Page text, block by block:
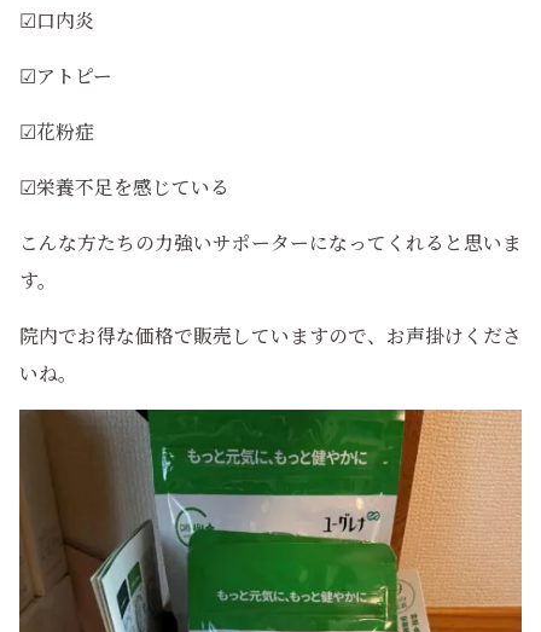
☑口内炎
☑アトピー
☑花粉症
☑栄養不足を感じている
こんな方たちの力強いサポーターになってくれると思いま
す。
院内でお得な価格で販売していますので、お声掛けくださ
いね。